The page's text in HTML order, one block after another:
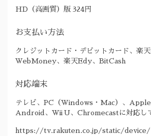
HD（高画質）版 324円
お支払い方法
クレジットカード・デビットカード、楽天
WebMoney、楽天Edy、BitCash
対応端末
テレビ、PC（Windows・Mac）、Apple
Android、Wii U、Chromecastに対応し
https://tv.rakuten.co.jp/static/device/